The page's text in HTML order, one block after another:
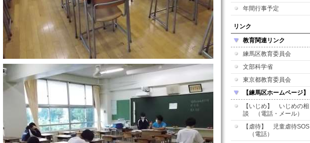
年間行事予定
リンク
教育関連リンク
練馬区教育委員会
文部科学省
東京都教育委員会
【練馬区ホームページ】
【いじめ】 いじめの相
談 （電話・メール）
【虐待】 児童虐待SOS
（電話）